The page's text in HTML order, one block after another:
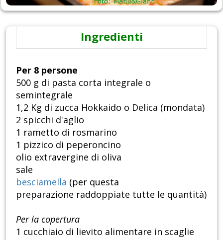
Ingredienti
Per 8 persone
500 g di pasta corta integrale o
semintegrale
1,2 Kg di zucca Hokkaido o Delica (mondata)
2 spicchi d'aglio
1 rametto di rosmarino
1 pizzico di peperoncino
olio extravergine di oliva
sale
besciamella (per questa
preparazione raddoppiate tutte le quantità)
Per la copertura
1 cucchiaio di lievito alimentare in scaglie